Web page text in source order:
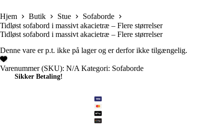
Hjem Butik Stue
Sofaborde
Tidløst sofabord i massivt akacietræ – Flere størrelser
Tidløst sofabord i massivt akacietræ – Flere størrelser
Denne vare er p.t. ikke på lager og er derfor ikke tilgængelig.
Varenummer (SKU): N/A Kategori: Sofaborde
Sikker Betaling!